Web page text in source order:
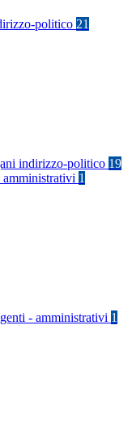
politico 21
indirizzo-politico 19
1
- amministrativi 1